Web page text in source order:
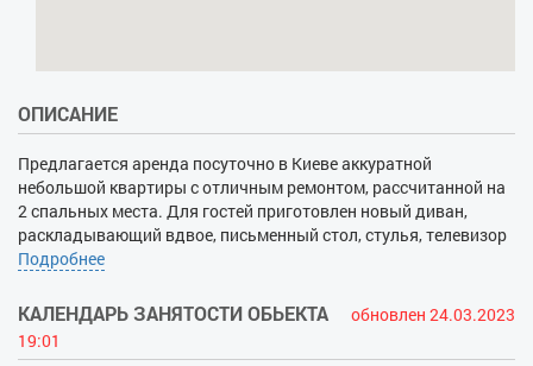
ОПИСАНИЕ
Предлагается аренда посуточно в Киеве аккуратной
небольшой квартиры с отличным ремонтом, рассчитанной на
2 спальных места. Для гостей приготовлен новый диван,
раскладывающий вдвое, письменный стол, стулья, телевизор
с плазменным экраном на стене (кабельное ТВ), встроенный
собой грамотно организованное пространство с
холодильником, обеденным столом, микроволновой печью,
мойкой, электроплитой. Также имеется электрический чайник,
Подробнее
КАЛЕНДАРЬ ЗАНЯТОСТИ ОБЬЕКТА
обновлен 24.03.2023
19:01